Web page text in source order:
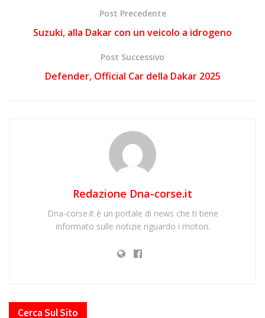
Post Precedente
Suzuki, alla Dakar con un veicolo a idrogeno
Post Successivo
Defender, Official Car della Dakar 2025
Redazione Dna-corse.it
Dna-corse.it è un portale di news che ti tiene
informato sulle notizie riguardo i motori.
Cerca Sul Sito